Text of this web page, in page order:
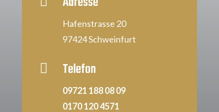
Hafenstrasse 20
97424 Schweinfurt
 Telefon
09721 188 08 09
0170 120 4571